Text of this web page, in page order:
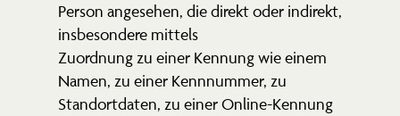
Person angesehen, die direkt oder indirekt,
insbe­sondere mittels
Zuordnung zu einer Kennung wie einem
Namen, zu einer Kennnummer, zu
Stand­ort­daten, zu einer Online-Kennung